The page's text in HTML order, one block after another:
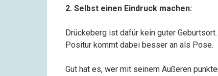
2. Selbst einen Eindruck machen:
Drückeberg ist dafür kein guter
Positur kommt dabei besser an als Pose.
Gut hat es, wer mit seinem Äußeren